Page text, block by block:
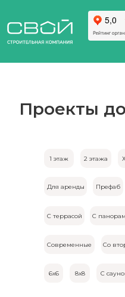
Проекты
1 этаж 2 этажа
Префаб
Для аренды
6х6 8х8
Современные
С
Со
С
С террасой